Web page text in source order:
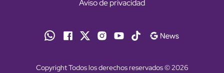
Aviso de privacidad
Copyright Todos los derechos reservados © 2026